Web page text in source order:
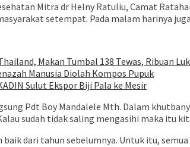
Mitra dr Helny Ratuliu, Camat
setempat. Pada malam harinya
Makan Tumbal 138 Tewas, Ribuan
Manusia Diolah Kompos Pupuk
Sulut Ekspor Biji Pala ke Mesir
Pdt Boy Mandalele Mth. Dalam
sudah tidak saling mengasihi maka itu
dari tahun sebelumnya. Untuk itu,